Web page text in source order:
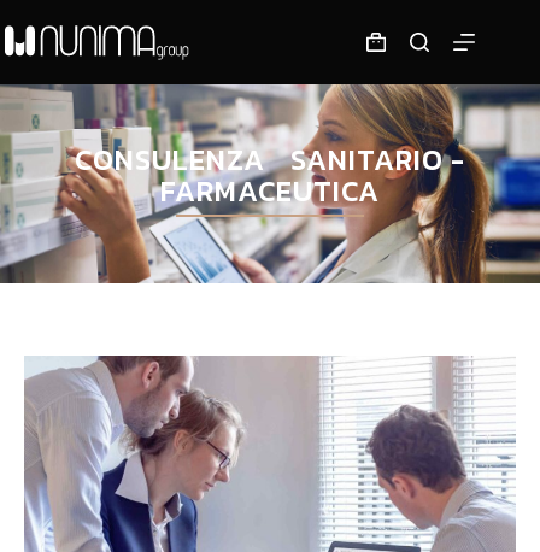
CONSULENZA SANITARIO -
FARMACEUTICA